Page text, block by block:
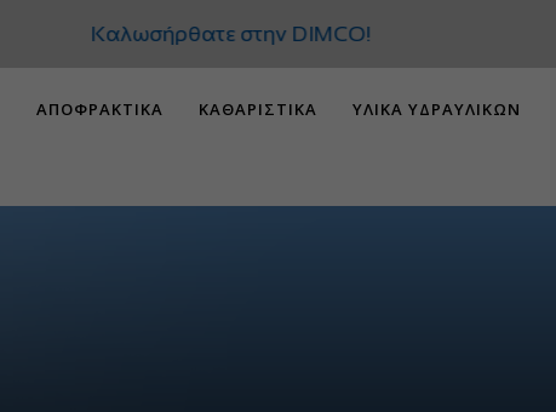
Καλωσήρθατε στην DIMCO!
ΑΠΟΦΡΑΚΤΙΚΑ ΚΑΘΑΡΙΣΤΙΚΑ ΥΛΙΚΑ ΥΔΡΑΥΛΙΚΩΝ